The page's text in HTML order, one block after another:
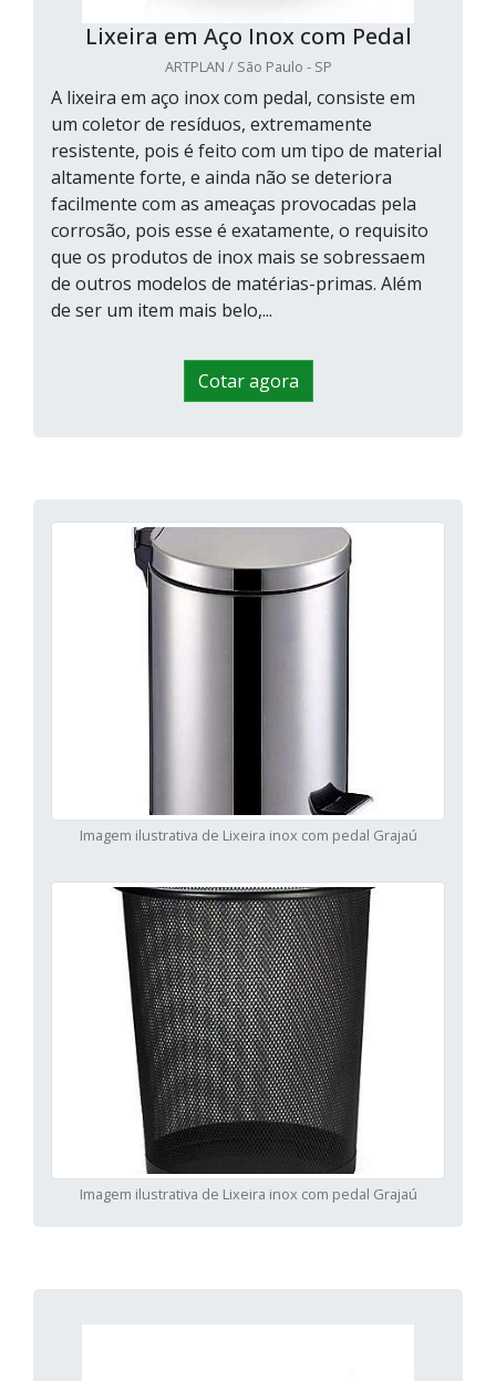
Lixeira em Aço Inox com Pedal
ARTPLAN / São Paulo - SP
A lixeira em aço inox com pedal, consiste em
um coletor de resíduos, extremamente
resistente, pois é feito com um tipo de material
altamente forte, e ainda não se deteriora
facilmente com as ameaças provocadas pela
corrosão, pois esse é exatamente, o requisito
que os produtos de inox mais se sobressaem
de outros modelos de matérias-primas. Além
de ser um item mais belo,...
Cotar agora
Imagem ilustrativa de Lixeira inox com pedal Grajaú
Imagem ilustrativa de Lixeira inox com pedal Grajaú